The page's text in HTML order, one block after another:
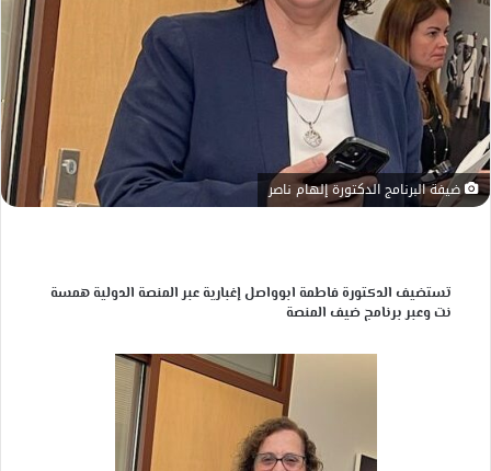
ضيفة البرنامج الدكتورة إلهام ناصر
تستضيف الدكتورة فاطمة ابوواصل إغبارية عبر المنصة الدولية همسة
نت وعبر برنامج ضيف المنصة